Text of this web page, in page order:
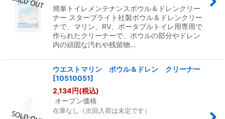
簡単トイレメンテナンスボウル＆ドレンクリー
ナー スターブライト社製ボウル＆ドレンクリー
ナで、マリン、RV、ポータブルトイレ用専用で
作られたクリーナーで、ボウルの部分やドレン
内の頑固な汚れや残留物…
ウエストマリン ボウル＆ドレン クリーナー
[10510051]
2,134円(税込)
オープン価格
在庫なし（次回入荷は未定です）